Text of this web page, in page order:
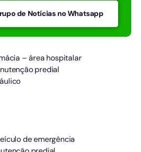
de Notícias no Whatsapp
– área hospitalar
predial
de emergência